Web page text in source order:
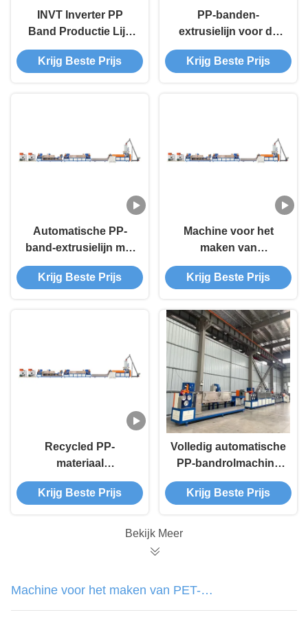
INVT Inverter PP
Band Productie Lijn
100% gerecycled 5-
19mm met
Krijg Beste Prijs
PP-banden-
extrusielijn voor de
productie van
aanpasbare en
Krijg Beste Prijs
Automatische PP-
band-extrusielijn met
INVT-omvormer
38CrMoALA-schroef
Krijg Beste Prijs
Machine voor het
maken van
gerecycleerde PP-
riemen -
extrusielijn met
motorvermogen van
15 kW
Krijg Beste Prijs
Recycled PP-
materiaal
Automatische
bandlijn
extruderingsmachine
Krijg Beste Prijs
Volledig automatische
PP-bandrolmachine
met maximale
productiviteit
Krijg Beste Prijs
Bekijk Meer
Machine voor het maken van PET-